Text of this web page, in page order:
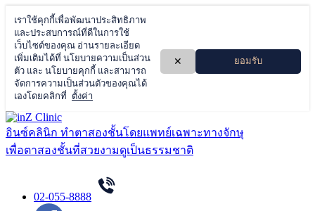
Skip
to
content
อินซ์คลินิก ทำตาสองชั้นโดยแพทย์เฉพาะทางจักษุ
เพื่อตาสองชั้นที่สวยงามดูเป็นธรรมชาติ
02-055-8888